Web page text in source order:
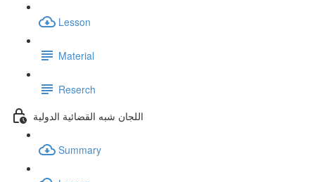
Lesson
Material
Reserch
اللجان شبه القضائية الدولية
Summary